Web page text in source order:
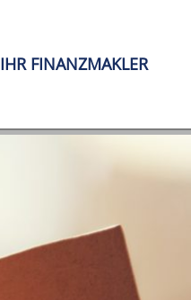
IHR FINANZMAKLER